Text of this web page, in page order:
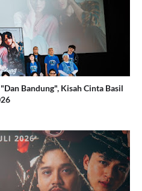
Bandung", Kisah Cinta Basil